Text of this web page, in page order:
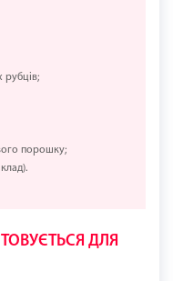
рубців;
порошку;
ДЛЯ